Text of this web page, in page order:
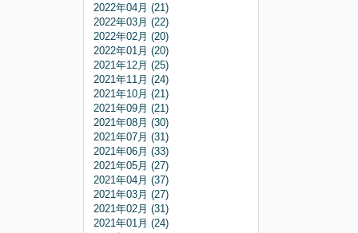
2022年04月 (21)
2022年03月 (22)
2022年02月 (20)
2022年01月 (20)
2021年12月 (25)
2021年11月 (24)
2021年10月 (21)
2021年09月 (21)
2021年08月 (30)
2021年07月 (31)
2021年06月 (33)
2021年05月 (27)
2021年04月 (37)
2021年03月 (27)
2021年02月 (31)
2021年01月 (24)